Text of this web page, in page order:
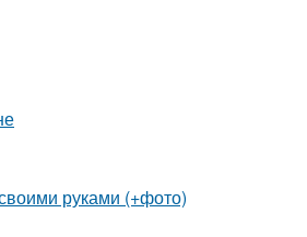
руками (+фото)